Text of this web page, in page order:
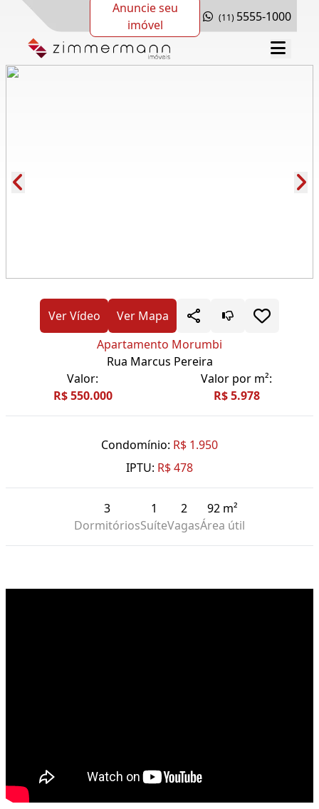
Anuncie seu
imóvel
(11) 5555-1000
Ver Vídeo
Ver Mapa
Apartamento Morumbi
Rua Marcus Pereira
Valor:
R$ 550.000
Valor por m²:
R$ 5.978
Condomínio: R$ 1.950
IPTU: R$ 478
3
Dormitórios
1
Suíte
2
Vagas
92 m²
Área útil